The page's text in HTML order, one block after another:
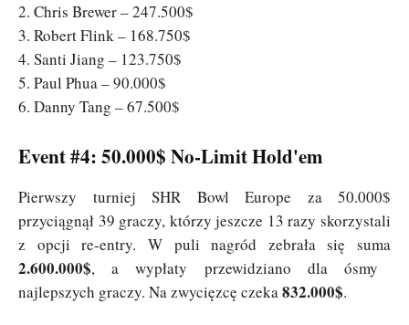
2. Chris Brewer – 247.500$
3. Robert Flink – 168.750$
4. Santi Jiang – 123.750$
5. Paul Phua – 90.000$
6. Danny Tang – 67.500$
Event #4: 50.000$ No-Limit Hold'em
Pierwszy turniej SHR Bowl Europe za 50.000$
przyciągnął 39 graczy, którzy jeszcze 13 razy skorzystali
z opcji re-entry. W puli nagród zebrała się suma
2.600.000$, a wypłaty przewidziano dla ósmy
najlepszych graczy. Na zwycięzcę czeka832.000$.